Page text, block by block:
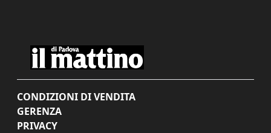
CONDIZIONI DI VENDITA
GERENZA
PRIVACY